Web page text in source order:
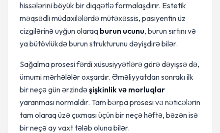
hissələrini böyük bir diqqətlə formalaşdırır. Estetik
məqsədli müdaxilələrdə mütəxəssis, pasiyentin üz
cizgilərinə uyğun olaraq burun ucunu, burun sırtını və
ya bütövlükdə burun strukturunu dəyişdirə bilər.
Sağalma prosesi fərdi xüsusiyyətlərə görə dəyişsə də,
ümumi mərhələlər oxşardır. Əməliyyatdan sonrakı ilk
bir neçə gün ərzindəşişkinlik və morluqlar
yaranması normaldır. Tam bərpa prosesi və nəticələrin
tam olaraq üzə çıxması üçün bir neçə həftə, bəzən isə
bir neçə ay vaxt tələb oluna bilər.